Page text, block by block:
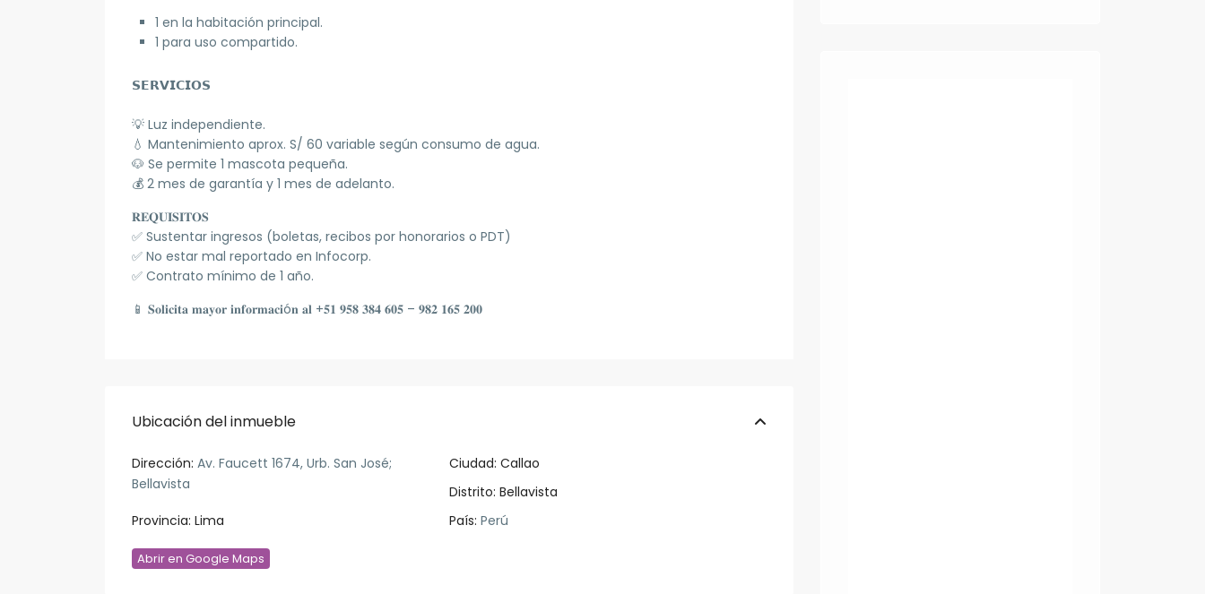
1 en la habitación principal.
1 para uso compartido.
𝗦𝗘𝗥𝗩𝗜𝗖𝗜𝗢𝗦
💡 Luz independiente.
💧 Mantenimiento aprox. S/ 60 variable según consumo de agua.
🐶 Se permite 1 mascota pequeña.
💰 2 mes de garantía y 1 mes de adelanto.
𝐑𝐄𝐐𝐔𝐈𝐒𝐈𝐓𝐎𝐒
✅ Sustentar ingresos (boletas, recibos por honorarios o PDT)
✅ No estar mal reportado en Infocorp.
✅ Contrato mínimo de 1 año.
📱 𝐒𝐨𝐥𝐢𝐜𝐢𝐭𝐚 𝐦𝐚𝐲𝐨𝐫 𝐢𝐧𝐟𝐨𝐫𝐦𝐚𝐜𝐢ó𝐧 𝐚𝐥 +𝟓𝟏 𝟗𝟓𝟖 𝟑𝟖𝟒 𝟔𝟎𝟓 – 𝟗𝟖𝟐 𝟏𝟔𝟓 𝟐𝟎𝟎
Ubicación del inmueble
Dirección: Av. Faucett 1674, Urb. San José;
Bellavista
Ciudad: Callao
Distrito: Bellavista
Provincia: Lima País: Perú
Abrir en Google Maps